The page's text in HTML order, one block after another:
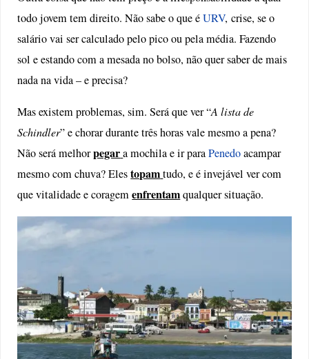
todo jovem tem direito. Não sabe o que éURV, crise, se o
salário vai ser calculado pelo pico ou pela média. Fazendo
sol e estando com a mesada no bolso, não quer saber de mais
nada na vida – e precisa?
Mas existem problemas, sim. Será que ver “A lista de
Schindler” e chorar durante três horas vale mesmo a pena?
Não será melhorpegara mochila e ir paraPenedoacampar
mesmo com chuva? Elestopamtudo, e é invejável ver com
que vitalidade e coragemenfrentamqualquer situação.